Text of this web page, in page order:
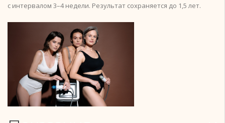
с интервалом 3–4 недели. Результат сохраняется до 1,5 лет.